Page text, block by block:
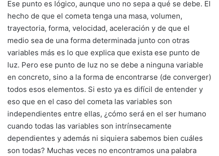
Ese punto es lógico, aunque uno no sepa a qué se debe. El
hecho de que el cometa tenga una masa, volumen,
trayectoria, forma, velocidad, aceleración y de que el
medio sea de una forma determinada junto con otras
variables más es lo que explica que exista ese punto de
luz. Pero ese punto de luz no se debe a ninguna variable
en concreto, sino a la forma de encontrarse (de converger)
todos esos elementos. Si esto ya es difícil de entender y
eso que en el caso del cometa las variables son
independientes entre ellas, ¿cómo será en el ser humano
cuando todas las variables son intrínsecamente
dependientes y además ni siquiera sabemos bien cuáles
son todas? Muchas veces no encontramos una palabra